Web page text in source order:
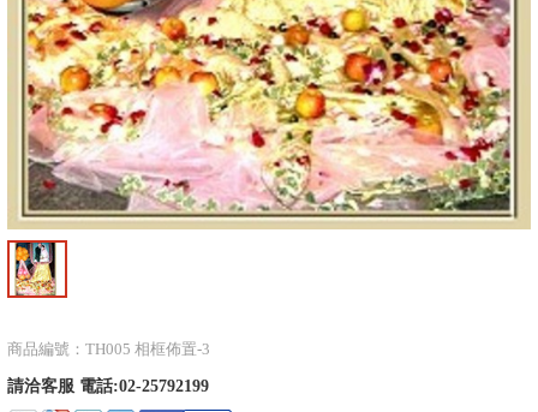
商品編號：TH005 相框佈置-3
請洽客服 電話:02-25792199